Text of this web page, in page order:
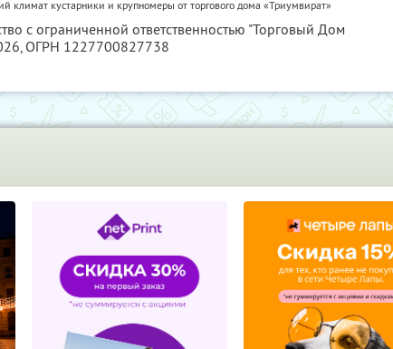
климат кустарники и крупномеры от торгового дома «Триумвират»
с ограниченной ответственностью "Торговый Дом
, ОГРН 1227700827738